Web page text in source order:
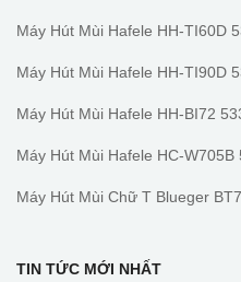
Máy Hút Mùi Hafele HH-TI60D
Máy Hút Mùi Hafele HH-TI90D
Máy Hút Mùi Hafele HH-BI72
Máy Hút Mùi Hafele HC-
Máy Hút Mùi Chữ T Blueger
TIN TỨC MỚI NHẤT